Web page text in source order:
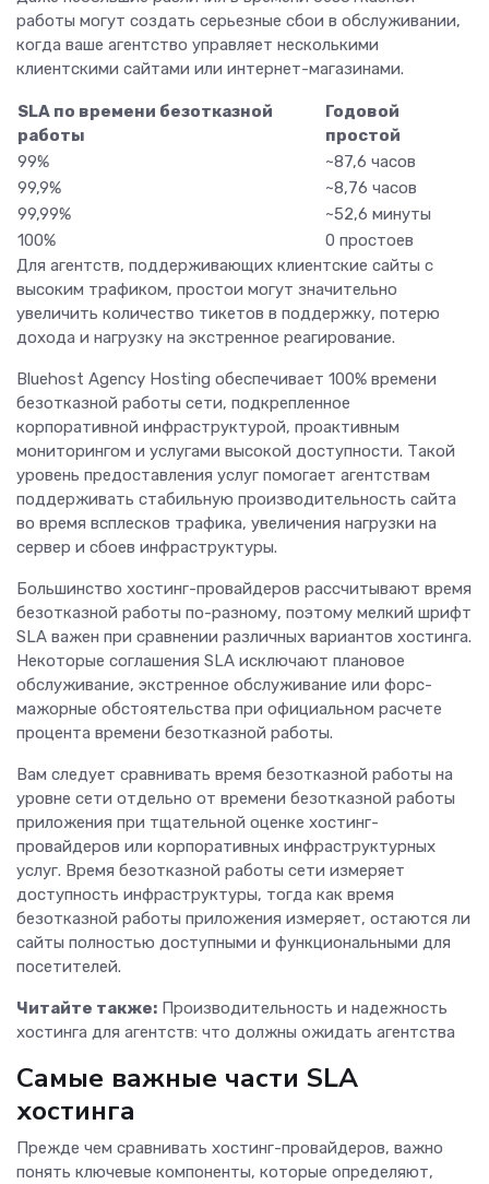
работы могут создать серьезные сбои в обслуживании,
когда ваше агентство управляет несколькими
клиентскими сайтами или интернет-магазинами.
SLA по времени безотказной
работы
Годовой
простой
99%
~87,6 часов
99,9%
~8,76 часов
99,99%
~52,6 минуты
100%
0 простоев
Для агентств, поддерживающих клиентские сайты с
высоким трафиком, простои могут значительно
увеличить количество тикетов в поддержку, потерю
дохода и нагрузку на экстренное реагирование.
Bluehost Agency Hosting обеспечивает 100% времени
безотказной работы сети, подкрепленное
корпоративной инфраструктурой, проактивным
мониторингом и услугами высокой доступности. Такой
уровень предоставления услуг помогает агентствам
поддерживать стабильную производительность сайта
во время всплесков трафика, увеличения нагрузки на
сервер и сбоев инфраструктуры.
Большинство хостинг-провайдеров рассчитывают время
безотказной работы по-разному, поэтому мелкий шрифт
SLA важен при сравнении различных вариантов хостинга.
Некоторые соглашения SLA исключают плановое
обслуживание, экстренное обслуживание или форс-
мажорные обстоятельства при официальном расчете
процента времени безотказной работы.
Вам следует сравнивать время безотказной работы на
уровне сети отдельно от времени безотказной работы
приложения при тщательной оценке хостинг-
провайдеров или корпоративных инфраструктурных
услуг. Время безотказной работы сети измеряет
доступность инфраструктуры, тогда как время
безотказной работы приложения измеряет, остаются ли
сайты полностью доступными и функциональными для
посетителей.
Читайте также: Производительность и надежность
хостинга для агентств: что должны ожидать агентства
Самые важные части SLA
хостинга
Прежде чем сравнивать хостинг-провайдеров, важно
понять ключевые компоненты, которые определяют,